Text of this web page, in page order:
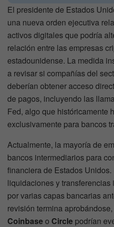
El presidente de Estados
una nueva orden ejecutiva
activos digitales que podría
relación entre las empresas
estadounidense. La medida
a revisar si compañías del
deberían obtener acceso
de pagos, incluyendo las
Fed, algo que históricamente
exclusivamente para bancos
Actualmente, la mayoría de
bancos intermediarios para
financiera de Estados
liquidaciones y
por varias capas bancarias
revisión termina
Coinbaseo Circle podrían